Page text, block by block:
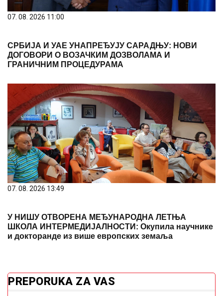
07. 08. 2026 11:00
СРБИЈА И УАЕ УНАПРЕЂУЈУ САРАДЊУ: НОВИ
ДОГОВОРИ О ВОЗАЧКИМ ДОЗВОЛАМА И
ГРАНИЧНИМ ПРОЦЕДУРАМА
07. 08. 2026 13:49
У НИШУ ОТВОРЕНА МЕЂУНАРОДНА ЛЕТЊА
ШКОЛА ИНТЕРМЕДИЈАЛНОСТИ: Окупила научнике
и докторанде из више европских земаља
PREPORUKA ZA VAS